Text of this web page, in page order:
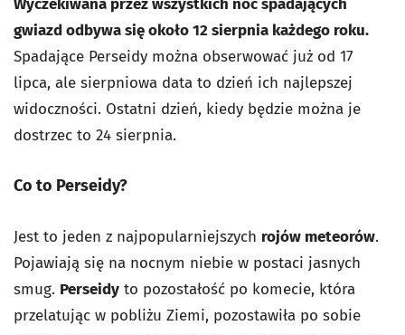
Wyczekiwana przez wszystkich noc spadających
gwiazd odbywa się około 12 sierpnia każdego roku.
Spadające Perseidy można obserwować już od 17
lipca, ale sierpniowa data to dzień ich najlepszej
widoczności. Ostatni dzień, kiedy będzie można je
dostrzec to 24 sierpnia.
Co to Perseidy?
Jest to jeden z najpopularniejszych rojów meteorów.
Pojawiają się na nocnym niebie w postaci jasnych
smug. Perseidy to pozostałość po komecie, która
przelatując w pobliżu Ziemi, pozostawiła po sobie